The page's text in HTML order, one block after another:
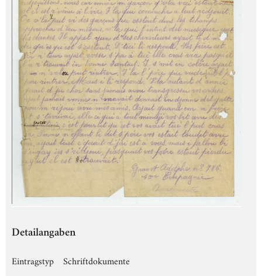
Detailangaben
Eintragstyp
Schriftdokumente